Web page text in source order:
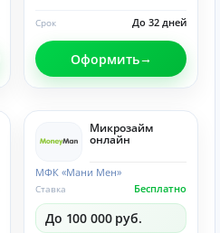
До 32 дней
Срок
Оформить
Микрозайм
онлайн
МФК «Мани Мен»
Бесплатно
Ставка
До 100 000 руб.